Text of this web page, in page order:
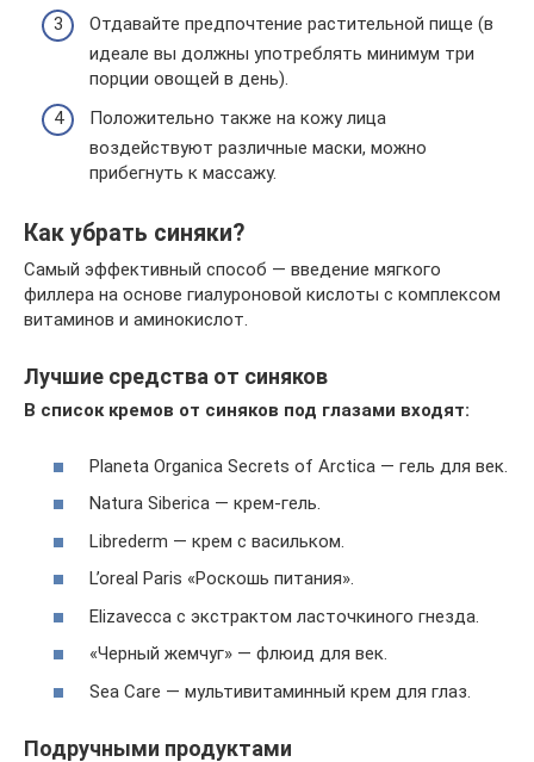
Отдавайте предпочтение растительной пище (в
идеале вы должны употреблять минимум три
порции овощей в день).
Положительно также на кожу лица
воздействуют различные маски, можно
прибегнуть к массажу.
Как убрать синяки?
Самый эффективный способ — введение мягкого
филлера на основе гиалуроновой кислоты с комплексом
витаминов и аминокислот.
Лучшие средства от синяков
В список кремов от синяков под глазами входят:
Planeta Organica Secrets of Arctica — гель для век.
Natura Siberica — крем-гель.
Librederm — крем с васильком.
L’oreal Paris «Роскошь питания».
Elizavecca с экстрактом ласточкиного гнезда.
«Черный жемчуг» — флюид для век.
Sea Care — мультивитаминный крем для глаз.
Подручными продуктами